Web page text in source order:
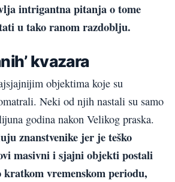
intrigantna pitanja o tome
u tako ranom razdoblju.
kvazara
objektima koje su
Neki od njih nastali su samo
godina nakon Velikog praska.
znanstvenike jer je teško
masivni i sjajni objekti postali
vremenskom periodu,